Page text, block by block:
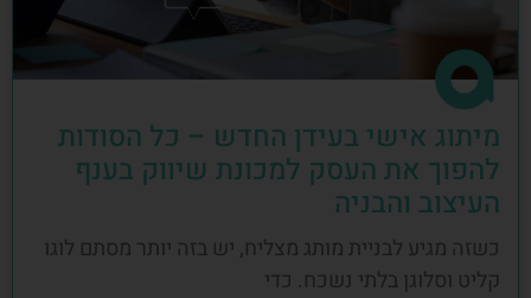
מיתוג אישי בעידן החדש – כל הסודות
להפוך את העסק למכונת שיווק בענף
העיצוב והבניה
כשזה מגיע לבניית מותג מצליח, יש בזה יותר מסתם לוגו
קליט וסלוגן בלתי נשכח. כדי